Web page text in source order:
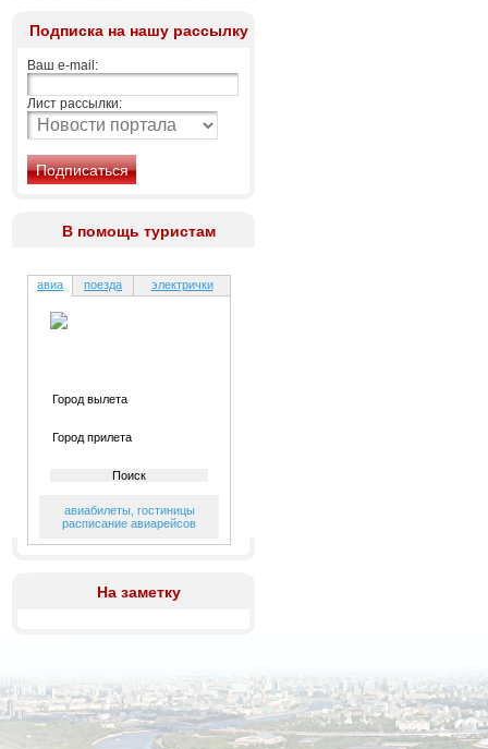
Подписка на нашу рассылку
Ваш e-mail:
Лист рассылки:
В помощь туристам
авиа поезда электрички
авиабилеты, гостиницы
расписание авиарейсов
На заметку